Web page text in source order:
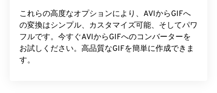
これらの高度なオプションにより、AVIからGIFへ
の変換はシンプル、カスタマイズ可能、そしてパワ
フルです。今すぐAVIからGIFへのコンバーターを
お試しください。高品質なGIFを簡単に作成できま
す。